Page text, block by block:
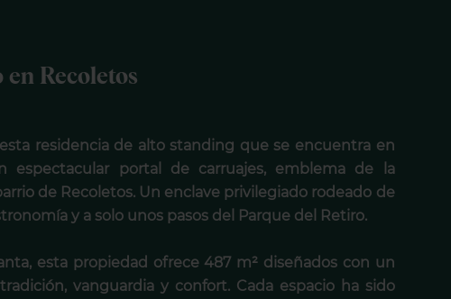
en Recoletos
residencia de alto standing que se encuentra en
espectacular portal de carruajes, emblema de la
de Recoletos. Un enclave privilegiado rodeado de
y a solo unos pasos del Parque del Retiro.
esta propiedad ofrece 487 m² diseñados con un
vanguardia y confort. Cada espacio ha sido